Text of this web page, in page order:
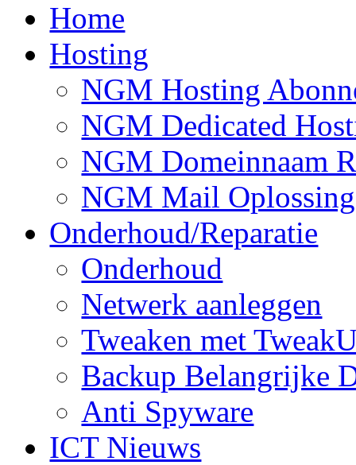
Home
Hosting
NGM Hosting
NGM Dedicated
NGM Domeinnaam
NGM Mail
Onderhoud/Reparatie
Onderhoud
Netwerk aanleggen
Tweaken met
Backup Belangrijke
Anti Spyware
ICT Nieuws